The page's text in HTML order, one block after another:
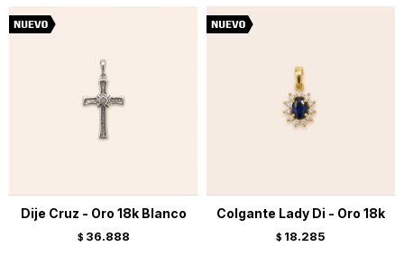
Dije Cruz - Oro 18k Blanco
$ 36.888
Colgante Lady Di - Oro 18k
$ 18.285